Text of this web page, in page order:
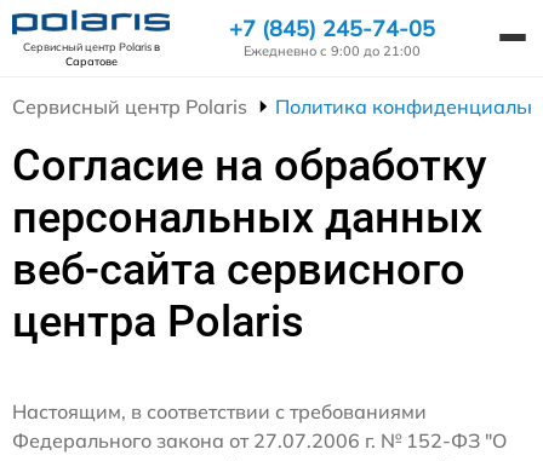
Сервисный центр Polarisв
Саратове
+7 (845) 245-74-05
Ежедневно с 9:00 до 21:00
Сервисный центр Polaris Политика
Согласие на обработку
персональных данных
веб-сайта сервисного
центра Polaris
Настоящим, в соответствии с требованиями
Федерального закона от 27.07.2006 г. № 152-ФЗ "О